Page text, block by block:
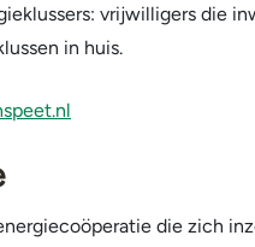
vrijwilligers die
in huis.
die zich